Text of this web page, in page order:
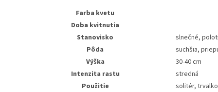
Farba kvetu
Doba kvitnutia
Stanovisko
slnečné,
Pôda
suchšia,
Výška
30-40 cm
Intenzita rastu
stredná
Použitie
solitér,